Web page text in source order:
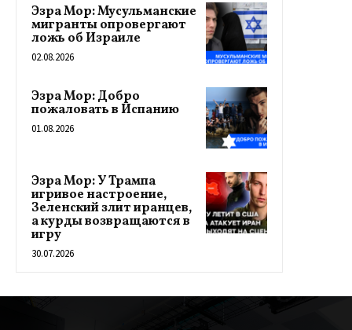
Эзра Мор: Мусульманские
мигранты опровергают
ложь об Израиле
02.08.2026
Эзра Мор: Добро
пожаловать в Испанию
01.08.2026
Эзра Мор: У Трампа
игривое настроение,
Зеленский злит иранцев,
а курды возвращаются в
игру
30.07.2026